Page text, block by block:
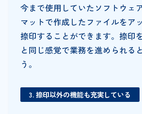
今まで使用していたソフトウェ
マットで作成したファイルをア
捺印することができます。捺印
と同じ感覚で業務を進められる
う。
3. 捺印以外の機能も充実している